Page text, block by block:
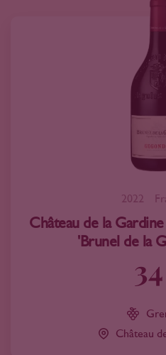
2022
Château de la
'Brunel de la
34
Château